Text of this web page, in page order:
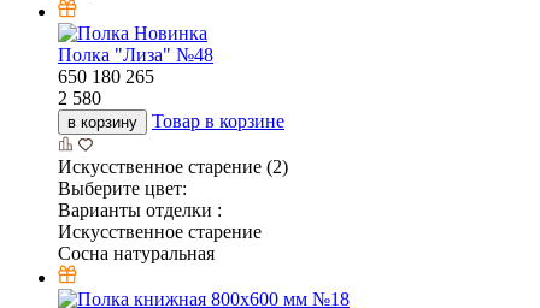
Новинка
Полка "Лиза" №48
650 180 265
2 580
в корзину Товар в корзине
Искусственное старение (2)
Выберите цвет:
Варианты отделки :
Искусственное старение
Сосна натуральная